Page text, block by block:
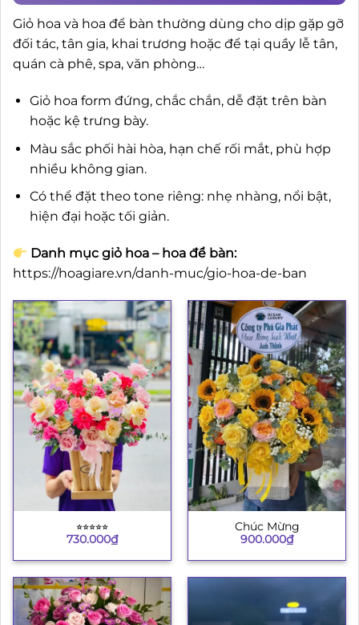
Giỏ hoa và hoa để bàn thường dùng cho dịp gặp gỡ
đối tác, tân gia, khai trương hoặc để tại quầy lễ tân,
quán cà phê, spa, văn phòng…
Giỏ hoa form đứng, chắc chắn, dễ đặt trên bàn
hoặc kệ trưng bày.
Màu sắc phối hài hòa, hạn chế rối mắt, phù hợp
nhiều không gian.
Có thể đặt theo tone riêng: nhẹ nhàng, nổi bật,
hiện đại hoặc tối giản.
Danh mục giỏ hoa – hoa để bàn:
https://hoagiare.vn/danh-muc/gio-hoa-de-ban
⭐︎⭐︎⭐︎⭐︎⭐︎
730.000₫
Chúc Mừng
900.000₫